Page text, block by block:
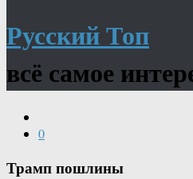
Русский Топ
всё самое
0
Трамп пошлины